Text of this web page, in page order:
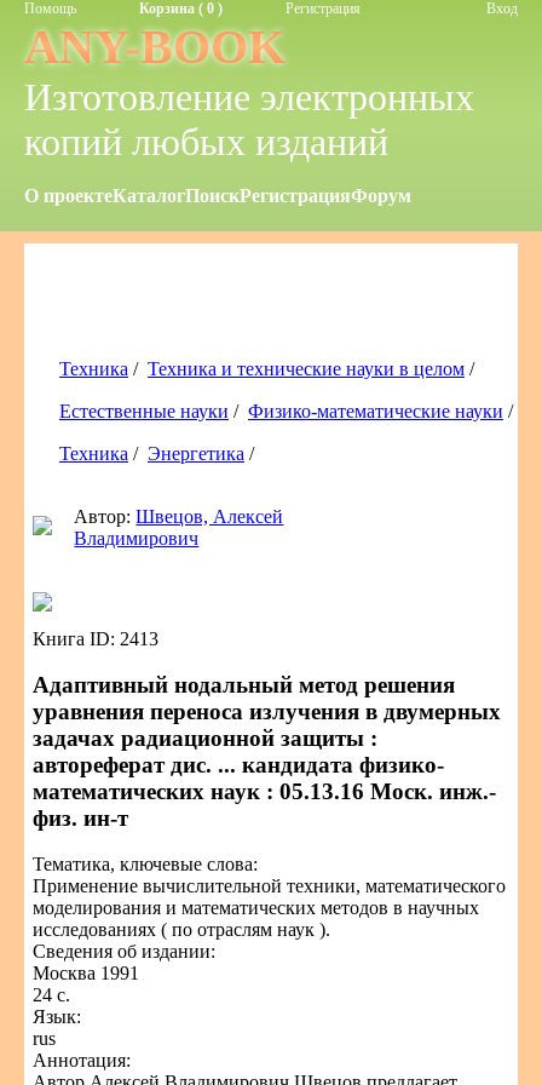
Помощь Корзина ( 0 ) Регистрация Вход
ANY-BOOK
Изготовление электронных
копий любых изданий
О проектеКаталогПоискРегистрацияФорум
Техника / Техника и технические науки в целом /
Естественные науки / Физико-математические науки /
Техника / Энергетика /
Автор:Швецов, Алексей
Владимирович
Книга ID: 2413
Адаптивный нодальный метод решения
уравнения переноса излучения в двумерных
задачах радиационной защиты :
автореферат дис. ... кандидата физико-
математических наук : 05.13.16 Моск. инж.-
физ. ин-т
Тематика, ключевые слова:
Применение вычислительной техники, математического
моделирования и математических методов в научных
исследованиях ( по отраслям наук ).
Сведения об издании:
Москва 1991
24 с.
Язык:
rus
Аннотация: